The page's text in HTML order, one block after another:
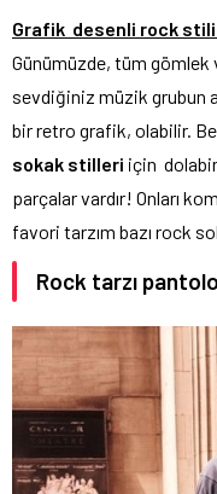
Grafik desenli rock stili
Günümüzde, tüm gömlek
sevdiğiniz müzik grubun
bir retro grafik, olabilir.
sokak stilleri için
parçalar vardır! Onları
favori tarzım bazı rock
Rock tarzı